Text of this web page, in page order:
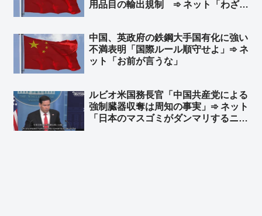
用品目の輸出規制 ➾ ネット「わざわ
中国、英政府の鉄鋼大手国有化に強い
不満表明「国際ルール順守せよ」➾ ネ
ット「お前が言うな」
ルビオ米国務長官「中国共産党による
強制臓器収奪は周知の事実」➾ ネット
「日本のマスゴミがダンマリするニュ